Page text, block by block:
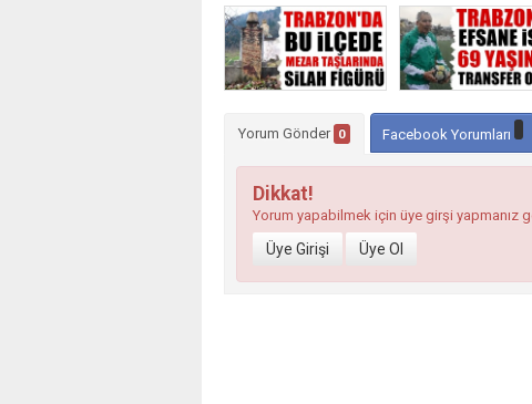
Yorum Gönder 0 Facebook Yorumları
Dikkat!
Yorum yapabilmek için üye girşi yapmanız
Üye Girişi Üye Ol